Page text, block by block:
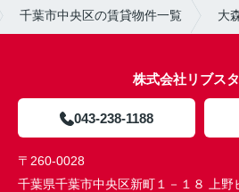
千葉市中央区の賃貸物件一覧 大
株式会社リブス
043-238-1188
〒260-0028
千葉県千葉市中央区新町１－１８ 上野